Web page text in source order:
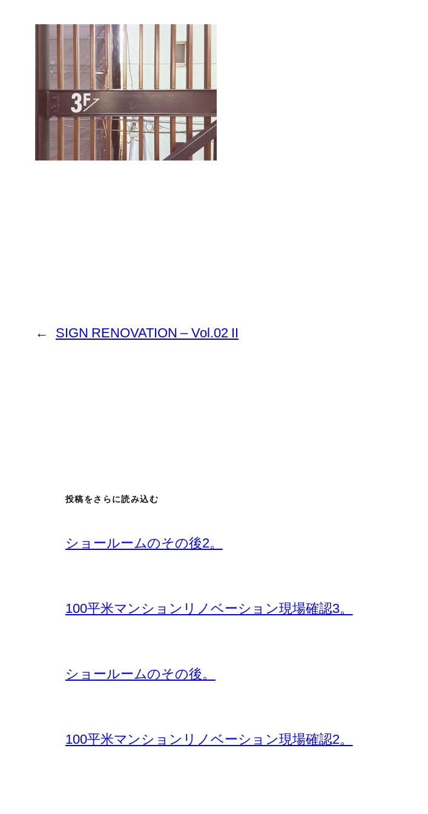
← SIGN RENOVATION – Vol.02 II
投稿をさらに読み込む
ショールームのその後2。
100平米マンションリノベーション現場確認3。
ショールームのその後。
100平米マンションリノベーション現場確認2。